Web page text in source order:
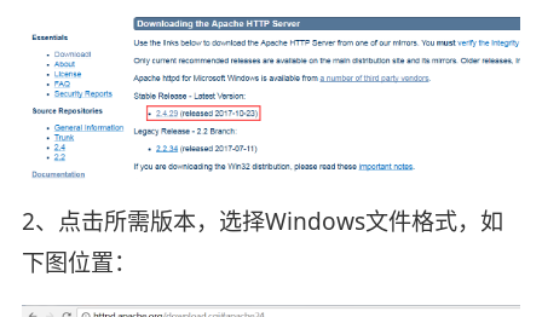
2、点击所需版本，选择Windows文件格式，如
下图位置：